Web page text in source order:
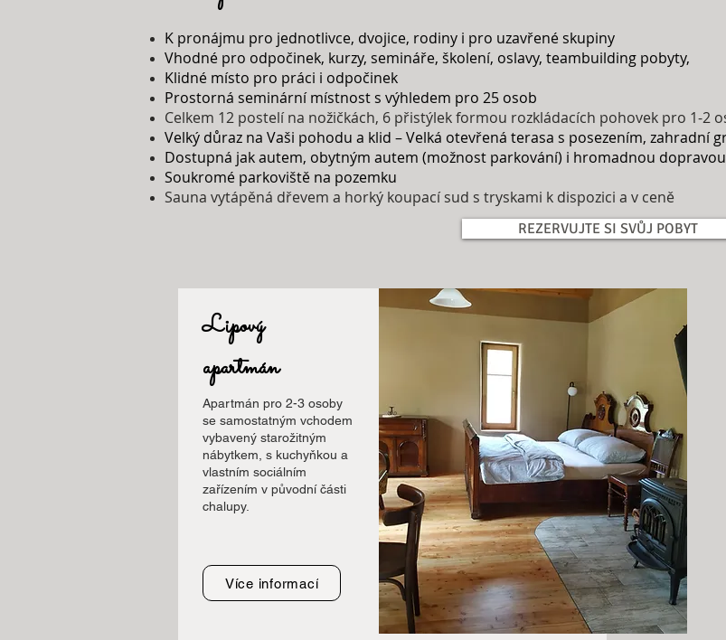
K pronájmu pro jednotlivce, dvojice, rodiny i pro uzavřené skupiny
Vhodné pro odpočinek, kurzy, semináře, školení, oslavy, teambuilding pobyty,
Klidné místo pro práci i odpočinek
Prostorná seminární místnost s výhledem pro 25 osob
Celkem 12 postelí na nožičkách, 6 přistýlek formou rozkládacích pohovek pro 1-2
Velký důraz na Vaši pohodu a klid – Velká otevřená terasa s posezením, zahradní
Dostupná jak autem, obytným autem (možnost parkování) i hromadnou dopravou
Soukromé parkoviště na pozemku
Sauna vytápěná dřevem a horký koupací sud s tryskami k dispozici a v ceně
REZERVUJTE SI SVŮJ POBYT
Lipový
apartmán
Apartmán pro 2-3 osoby
se samostatným vchodem
vybavený starožitným
nábytkem, s kuchyňkou a
vlastním sociálním
zařízením v původní části
chalupy.
Více informací